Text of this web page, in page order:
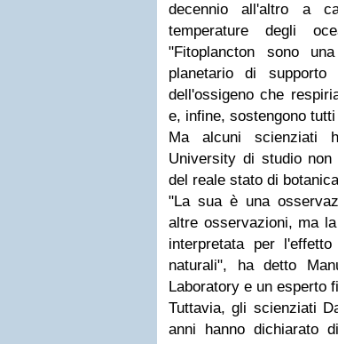
decennio all'altro a
temperature degli
"Fitoplancton sono
planetario di
dell'ossigeno che
e, infine, sostengono
Ma alcuni scienziati
University di studio
del reale stato di
"La sua è una
altre osservazioni, ma
interpretata per
naturali", ha detto
Laboratory e un esperto
Tuttavia, gli scienziati
anni hanno dichiarato